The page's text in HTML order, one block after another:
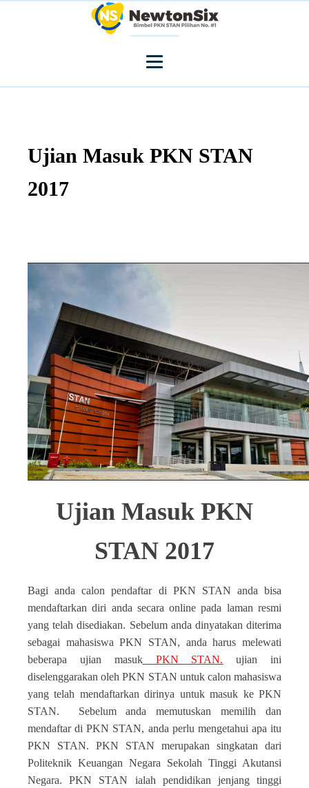
Ujian Masuk PKN STAN
2017
Ujian Masuk PKN
STAN 2017
Bagi anda calon pendaftar di PKN STAN anda bisa
mendaftarkan diri anda secara online pada laman resmi
yang telah disediakan. Sebelum anda dinyatakan diterima
sebagai mahasiswa PKN STAN, anda harus melewati
beberapa ujian masukPKN STAN. ujian ini
diselenggarakan oleh PKN STAN untuk calon mahasiswa
yang telah mendaftarkan dirinya untuk masuk ke PKN
STAN. Sebelum anda memutuskan memilih dan
mendaftar di PKN STAN, anda perlu mengetahui apa itu
PKN STAN. PKN STAN merupakan singkatan dari
Politeknik Keuangan Negara Sekolah Tinggi Akutansi
Negara. PKN STAN ialah pendidikan jenjang tinggi